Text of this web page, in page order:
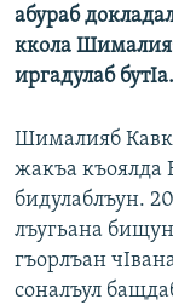
абураб
ккола
иргадулаб бутIа.
Шималияб
жакъа къоялда
бидулаблъун.
лъугьана бищун
гъорлъан
соналъул